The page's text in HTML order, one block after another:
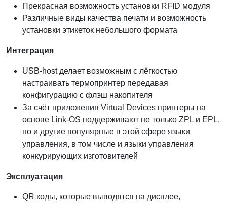
Прекрасная возможность установки RFID модуля
Различные виды качества печати и возможность
установки этикеток небольшого формата
Интеграция
USB-host делает возможным с лёгкостью
настраивать термопринтер передавая
конфигурацию с флэш накопителя
За счёт приложения Virtual Devices принтеры на
основе Link-OS поддерживают не только ZPL и EPL,
но и другие популярные в этой сфере языки
управления, в том числе и языки управления
конкурирующих изготовителей
Эксплуатация
QR коды, которые выводятся на дисплее,